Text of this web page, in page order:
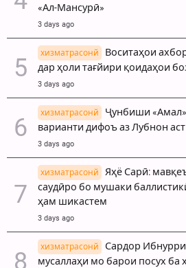
«Ал-Мансурӣ»
3 days ago
хизматрасонй
Воситаҳои
дар ҳоли тағйири қоидаҳои
3 days ago
хизматрасонй
Ҷунбиши
варианти дифоъ аз Лубнон аст
3 days ago
хизматрасонй
Яҳё Сарӣ:
саудӣро бо мушаки
ҳам шикастем
3 days ago
хизматрасонй
Сардор
мусаллаҳи мо барои посух ба